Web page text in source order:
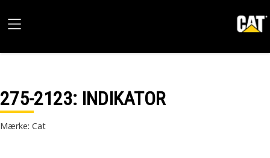
275-2123: INDIKATOR
Mærke: Cat